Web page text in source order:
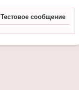
Тестовое сообщение